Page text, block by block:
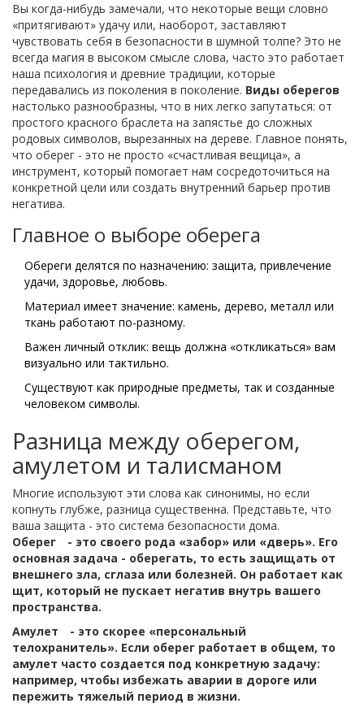
Вы когда-нибудь замечали, что некоторые вещи словно
«притягивают» удачу или, наоборот, заставляют
чувствовать себя в безопасности в шумной толпе? Это не
всегда магия в высоком смысле слова, часто это работает
наша психология и древние традиции, которые
передавались из поколения в поколение. Виды оберегов
настолько разнообразны, что в них легко запутаться: от
простого красного браслета на запястье до сложных
родовых символов, вырезанных на дереве. Главное понять,
что оберег - это не просто «счастливая вещица», а
инструмент, который помогает нам сосредоточиться на
конкретной цели или создать внутренний барьер против
негатива.
Главное о выборе оберега
Обереги делятся по назначению: защита, привлечение
удачи, здоровье, любовь.
Материал имеет значение: камень, дерево, металл или
ткань работают по-разному.
Важен личный отклик: вещь должна «откликаться» вам
визуально или тактильно.
Существуют как природные предметы, так и созданные
человеком символы.
Разница между оберегом,
амулетом и талисманом
Многие используют эти слова как синонимы, но если
копнуть глубже, разница существенна. Представьте, что
ваша защита - это система безопасности дома.
Оберег
- это своего рода «забор» или «дверь». Его
основная задача - оберегать, то есть защищать от
внешнего зла, сглаза или болезней. Он работает как
щит, который не пускает негатив внутрь вашего
пространства.
Амулет
- это скорее «персональный
телохранитель». Если оберег работает в общем, то
амулет часто создается под конкретную задачу:
например, чтобы избежать аварии в дороге или
пережить тяжелый период в жизни.